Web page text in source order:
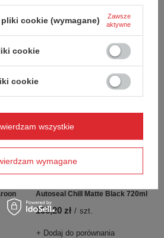
Butelka termiczna na wodę Contigo
Ashland Chill 590ml Matte Black
+ Dodaj do porównania
Autoseal Chill Matte Black 720ml
138,20 zł / szt.
+ Dodaj do porównania
cookie (wymagane)
Zawsze
aktywne
cookie
cookie
wymagane
wszystkie